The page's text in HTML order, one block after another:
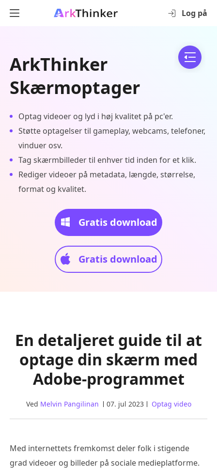
Log på
ArkThinker
Skærmoptager
Optag videoer og lyd i høj kvalitet på pc'er.
Støtte optagelser til gameplay, webcams, telefoner,
vinduer osv.
Tag skærmbilleder til enhver tid inden for et klik.
Rediger videoer på metadata, længde, størrelse,
format og kvalitet.
Gratis download
Gratis download
En detaljeret guide til at
optage din skærm med
Adobe-programmet
Ved Melvin Pangilinan 07. jul 2023 Optag video
Med internettets fremkomst deler folk i stigende
grad videoer og billeder på sociale medieplatforme.